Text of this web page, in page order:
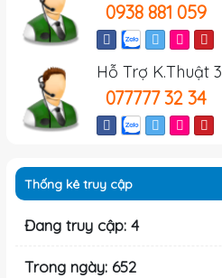
0938 881 059
Hỗ Trợ K.Thuật 3
077777 32 34
Thống kê truy cập
Đang truy cập: 4
Trong ngày: 652